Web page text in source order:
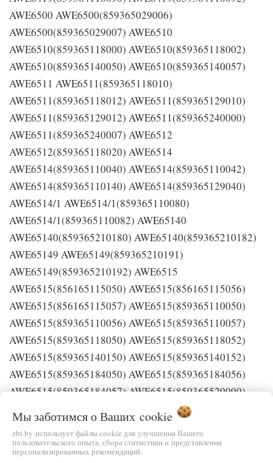
Мы заботимся о Ваших cookie
zbt.by использует файлы cookie для улучшения Вашего
пользовательского опыта, сбора статистики и представления
персонализированных рекомендаций.